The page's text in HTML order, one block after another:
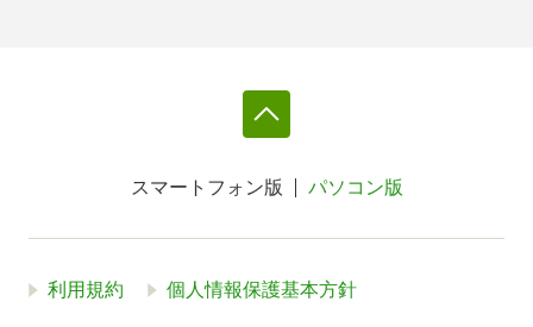
スマートフォン版 パソコン版
利用規約 個人情報保護基本方針